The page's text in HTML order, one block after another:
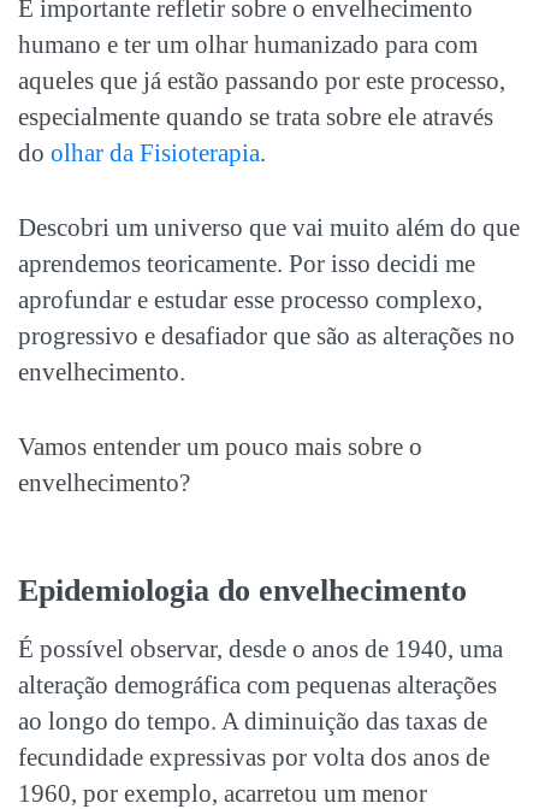
É importante refletir sobre o envelhecimento
humano e ter um olhar humanizado para com
aqueles que já estão passando por este processo,
especialmente quando se trata sobre ele através
do olhar da Fisioterapia.
Descobri um universo que vai muito além do que
aprendemos teoricamente. Por isso decidi me
aprofundar e estudar esse processo complexo,
progressivo e desafiador que são as alterações no
envelhecimento.
Vamos entender um pouco mais sobre o
envelhecimento?
Epidemiologia do envelhecimento
É possível observar, desde o anos de 1940, uma
alteração demográfica com pequenas alterações
ao longo do tempo. A diminuição das taxas de
fecundidade expressivas por volta dos anos de
1960, por exemplo, acarretou um menor